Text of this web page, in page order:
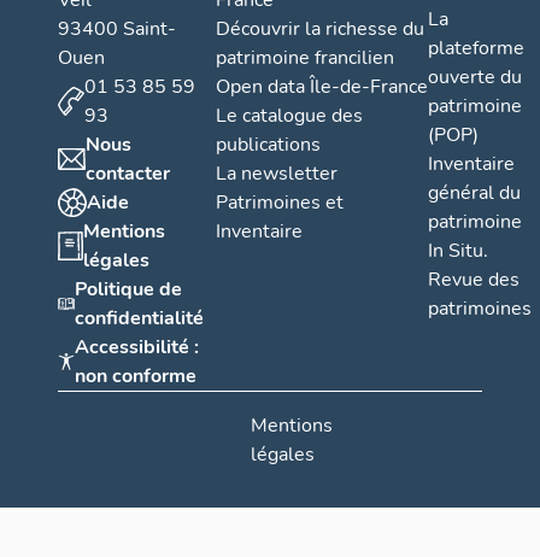
93400 Saint-
Ouen
01 53 85 59
93
Nous
contacter
Aide
Mentions
légales
Politique de
confidentialité
Accessibilité :
non conforme
Découvrir la richesse du
patrimoine francilien
Open data Île-de-France
Le catalogue des
publications
La newsletter
Patrimoines et
Inventaire
La
plateforme
ouverte du
patrimoine
(POP)
Inventaire
général du
patrimoine
In Situ.
Revue des
patrimoines
Mentions
légales